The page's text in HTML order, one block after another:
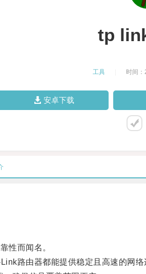
tp
工具 时间
安卓下载
性而闻名。
路由器都能提供稳定且高速的网络